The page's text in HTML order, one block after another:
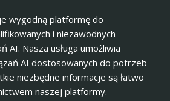
wygodną platformę do
i niezawodnych
AI. Nasza usługa umożliwia
AI dostosowanych do potrzeb
niezbędne informacje są łatwo
naszej platformy.